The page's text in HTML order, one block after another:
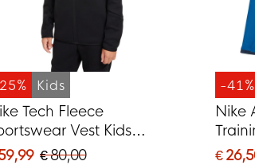
Kids
Tech Fleece
Vest Kids
Donkergrijs
€ 80,00
-41%
Nike
€